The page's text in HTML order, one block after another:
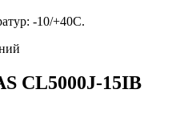
-10/+40С.
CL5000J-15IB